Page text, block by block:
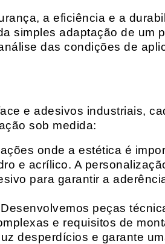
a eficiência e a
simples adaptação de um
das condições de
e adesivos industriais,
sob medida:
onde a estética é
e acrílico. A
para garantir a
Desenvolvemos peças
e requisitos de
desperdícios e garante